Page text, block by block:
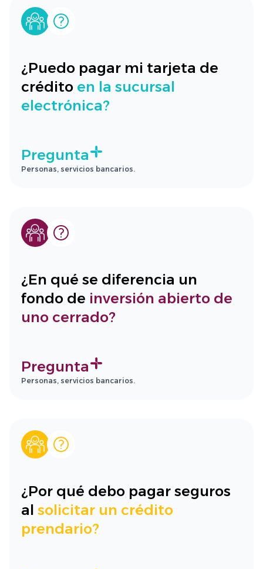
¿Puedo pagar mi tarjeta de
crédito en la sucursal
electrónica?
Pregunta
Personas, servicios bancarios.
¿En qué se diferencia un
fondo de inversión abierto de
uno cerrado?
Pregunta
Personas, servicios bancarios.
¿Por qué debo pagar seguros
al solicitar un crédito
prendario?